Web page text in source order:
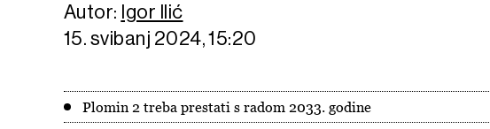
Autor: Igor Ilić
15. svibanj 2024, 15:20
Plomin 2 treba prestati s radom 2033. godine